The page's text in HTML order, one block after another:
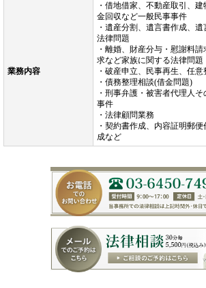
業務内容
・借地借家、不動産取引、
金回収など一般民事事件
・遺産分割、遺言書作成、
法律問題
・離婚、財産分与・慰謝料
求など家族に関する法律問題
・破産申立、民事再生、任
・債務整理相談(借金問題)
・刑事弁護・被害者代理人
事件
・法律顧問業務
・契約書作成、内容証明郵
成など